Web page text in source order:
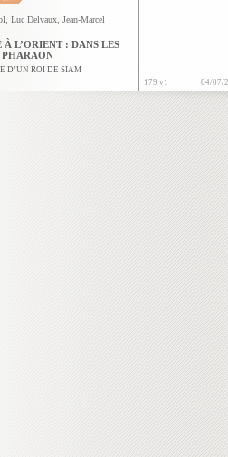
Luc Delvaux Jean-Marcel
À L’ORIENT : DANS LES
PHARAON
D’UN ROI DE SIAM
179 v1
04/07/